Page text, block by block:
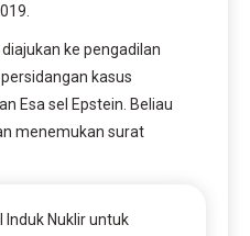
ke pengadilan
kasus
Esa sel Epstein. Beliau
menemukan surat